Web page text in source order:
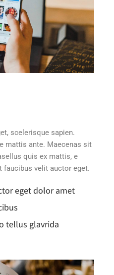
scelerisque sapien.
mattis ante. Maecenas sit
quis ex mattis, e
faucibus velit auctor eget.
eget dolor amet
tellus glavrida